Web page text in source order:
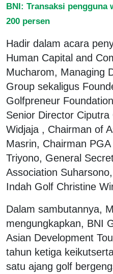
BNI: Transaksi pengguna
200 persen
Hadir dalam acara
Human Capital and
Mucharom, Managing
Group sekaligus
Golfpreneur
Senior Director
Widjaja , Chairman of
Masrin, Chairman
Triyono, General
Association
Indah Golf Christine
Dalam sambutannya,
mengungkapkan, BNI
Asian Development
tahun ketiga
satu ajang golf